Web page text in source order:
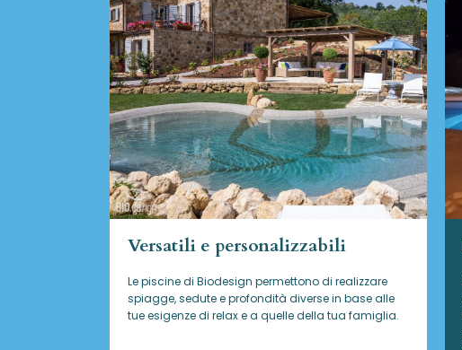
Versatili e personalizzabili
Le piscine di Biodesign permettono di realizzare
spiagge, sedute e profondità diverse in base alle
tue esigenze di relax e a quelle della tua famiglia.